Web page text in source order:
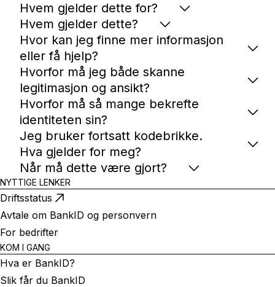
Hvem gjelder dette for?
Hvem gjelder dette?
Hvor kan jeg finne mer informasjon
eller få hjelp?
Hvorfor må jeg både skanne
legitimasjon og ansikt?
Hvorfor må så mange bekrefte
identiteten sin?
Jeg bruker fortsatt kodebrikke.
Hva gjelder for meg?
Når må dette være gjort?
NYTTIGE LENKER
Driftsstatus
Avtale om BankID og personvern
For bedrifter
KOM I GANG
Hva er BankID?
Slik får du BankID